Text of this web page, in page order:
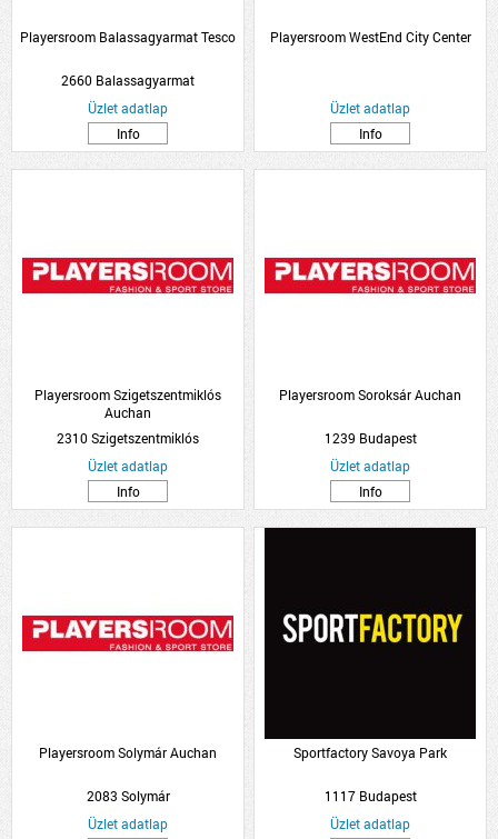
Playersroom Balassagyarmat Tesco
2660 Balassagyarmat
Üzlet adatlap
Info
Playersroom WestEnd City Center
Üzlet adatlap
Info
Playersroom Szigetszentmiklós
Auchan
2310 Szigetszentmiklós
Üzlet adatlap
Info
Playersroom Soroksár Auchan
1239 Budapest
Üzlet adatlap
Info
Playersroom Solymár Auchan
2083 Solymár
Üzlet adatlap
Sportfactory Savoya Park
1117 Budapest
Üzlet adatlap